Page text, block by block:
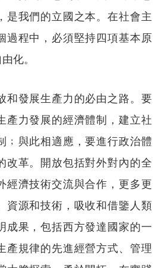
是我們的立國之本。在社會主
過程中，必須堅持四項基本原
化。
發展生產力的必由之路。要
產力發展的經濟體制，建立社
﹔與此相適應，要進行政治體
改革。開放包括對外對內的全
經濟技術交流與合作，更多更
資源和技術，吸收和借鑒人類
成果，包括西方發達國家的一
產規律的先進經營方式、管理